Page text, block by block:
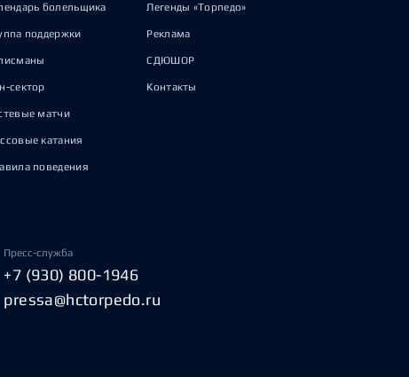
болельщика
поддержки
сектор
матчи
катания
поведения
Легенды «Торпедо»
Реклама
СДЮШОР
Контакты
Пресс-служба
+7 (930) 800-1946
pressa@hctorpedo.ru